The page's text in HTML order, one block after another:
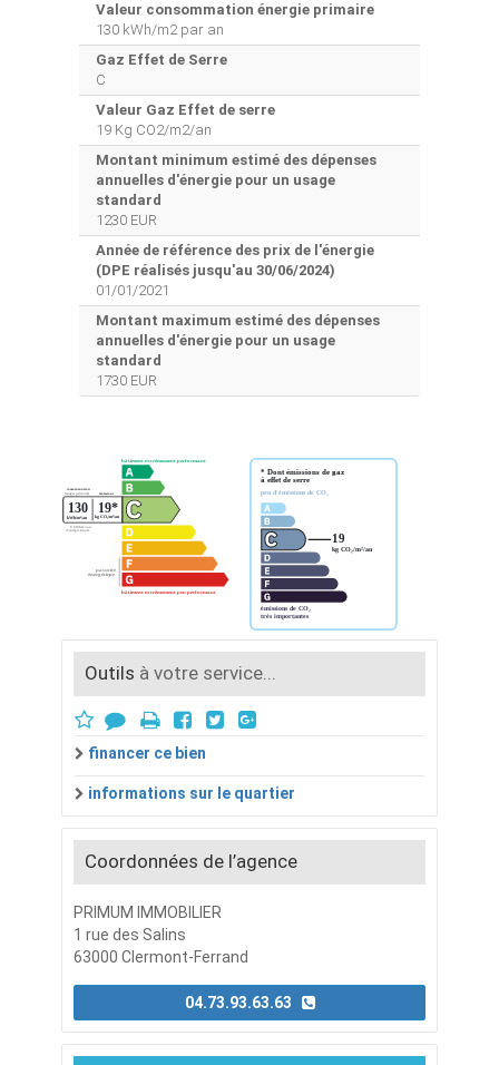
Valeur consommation énergie primaire
130 kWh/m2 par an
Gaz Effet de Serre
C
Valeur Gaz Effet de serre
19 Kg CO2/m2/an
Montant minimum estimé des dépenses
annuelles d'énergie pour un usage
standard
1230 EUR
Année de référence des prix de l'énergie
(DPE réalisés jusqu'au 30/06/2024)
01/01/2021
Montant maximum estimé des dépenses
annuelles d'énergie pour un usage
standard
1730 EUR
Outils à votre service...
financer ce bien
informations sur le quartier
Coordonnées de l’agence
PRIMUM IMMOBILIER
1 rue des Salins
63000 Clermont-Ferrand